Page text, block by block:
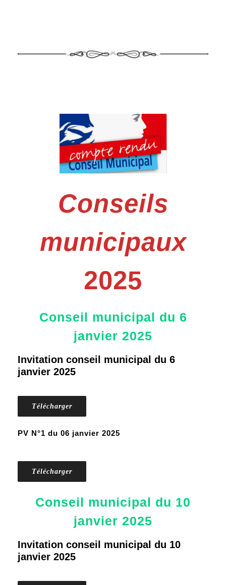
Conseils
municipaux
2025
Conseil municipal du 6
janvier 2025
Invitation conseil municipal du 6
janvier 2025
Télécharger
PV N°1 du 06 janvier 2025
Télécharger
Conseil municipal du 10
janvier 2025
Invitation conseil municipal du 10
janvier 2025